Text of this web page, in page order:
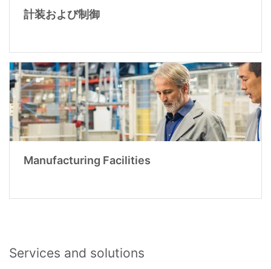
計装および制御
Manufacturing Facilities
Services and solutions